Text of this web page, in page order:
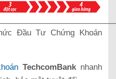
Đầu Tư Chứng Khoán
TechcomBank nhanh